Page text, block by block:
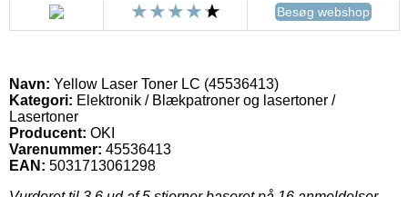
Besøg webshop
Navn: Yellow Laser Toner LC (45536413)
Kategori: Elektronik / Blækpatroner og lasertoner /
Lasertoner
Producent: OKI
Varenummer: 45536413
EAN: 5031713061298